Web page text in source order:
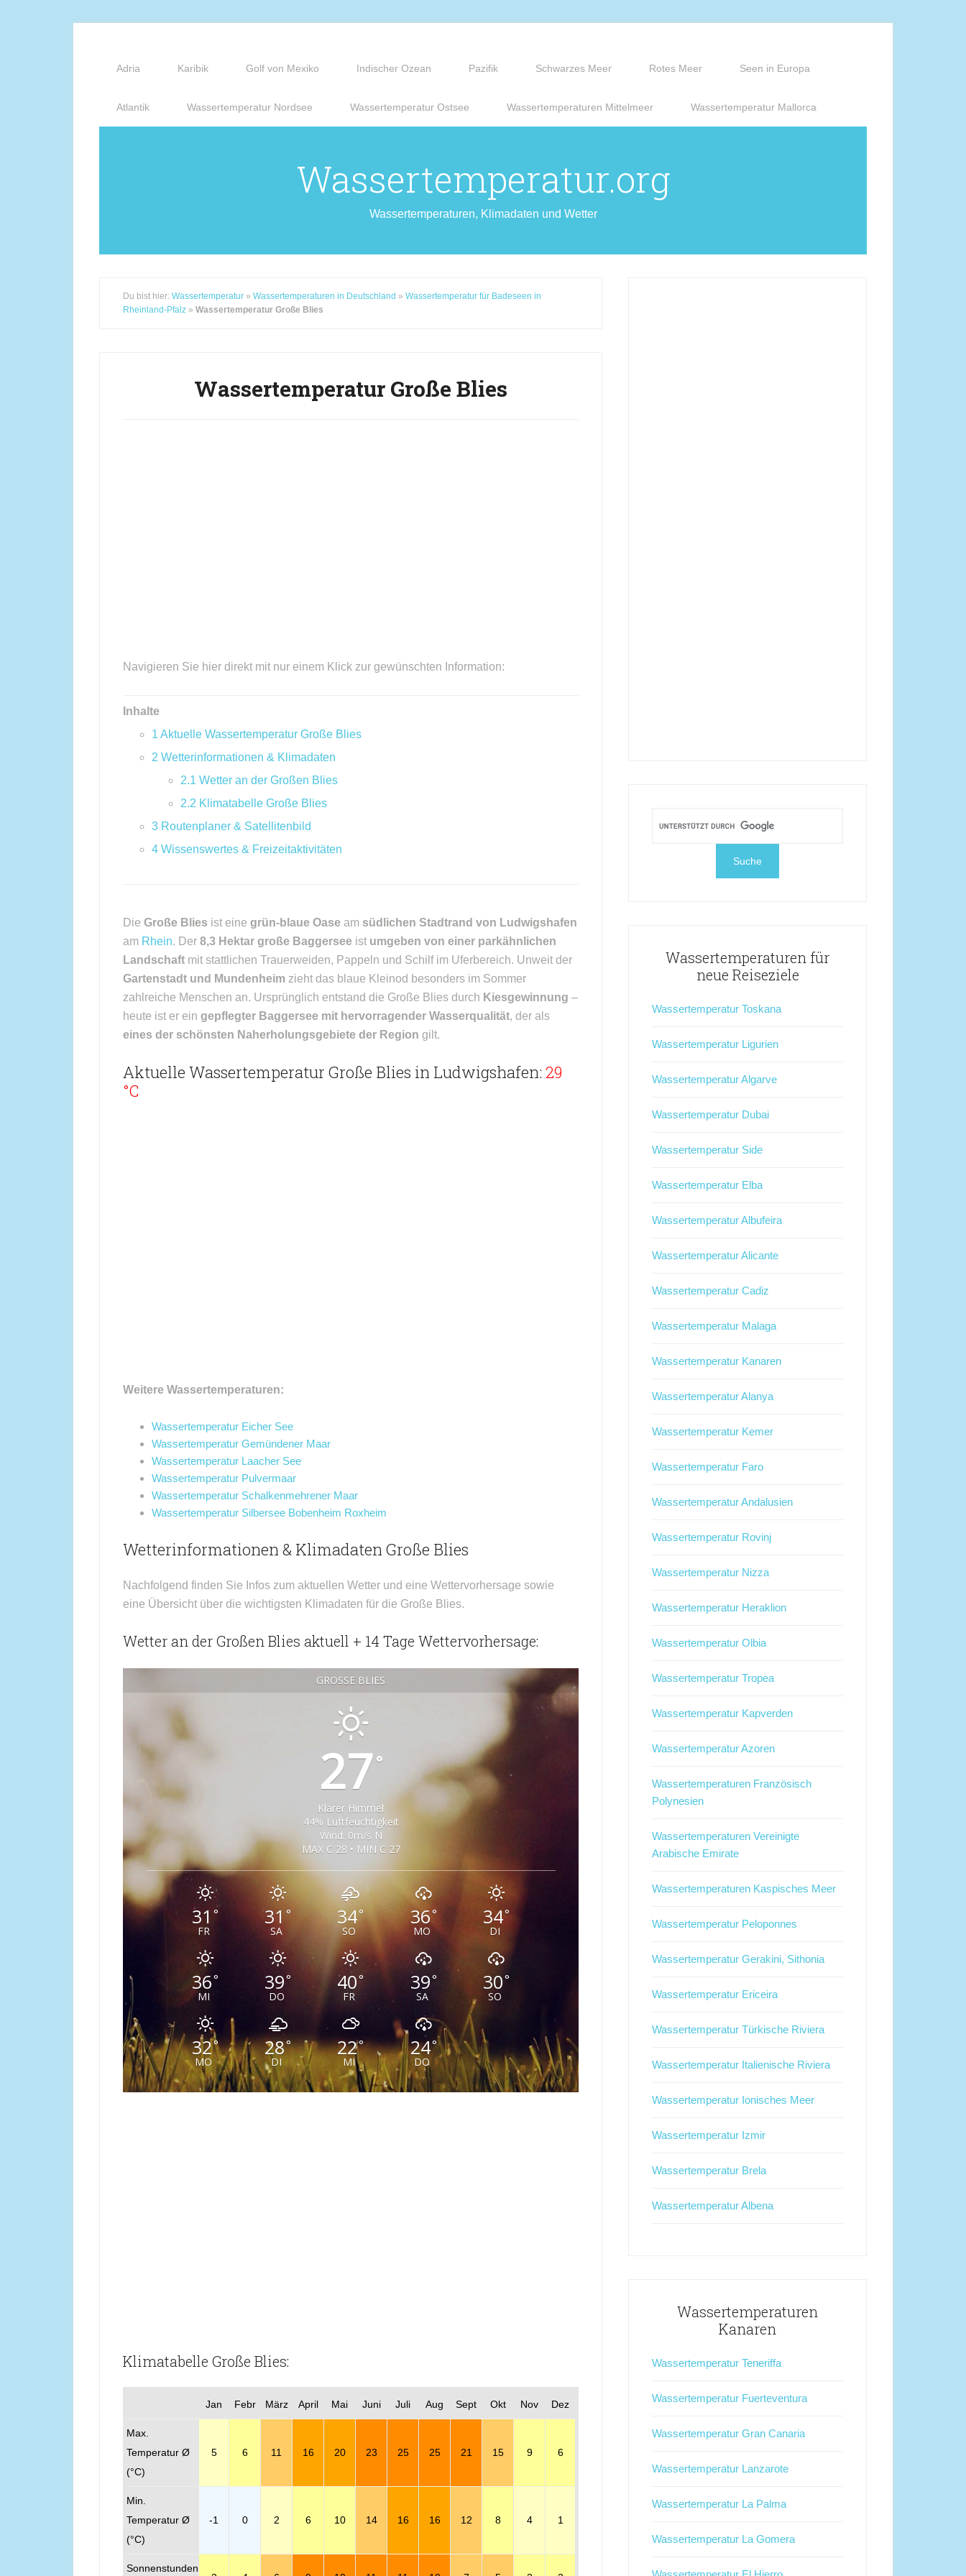
Adria Karibik Golf von Mexiko Indischer Ozean Pazifik Schwarzes Meer Rotes Meer Seen in Europa
Atlantik Wassertemperatur Nordsee Wassertemperatur Ostsee Wassertemperaturen Mittelmeer Wassertemperatur Mallorca
Wassertemperatur.org
Wassertemperaturen, Klimadaten und Wetter
Du bist hier: Wassertemperatur » Wassertemperaturen in Deutschland » Wassertemperatur für Badeseen in
Rheinland-Pfalz » Wassertemperatur Große Blies
Wassertemperatur Große Blies
Navigieren Sie hier direkt mit nur einem Klick zur gewünschten Information:
Inhalte
1 Aktuelle Wassertemperatur Große Blies
2 Wetterinformationen & Klimadaten
2.1 Wetter an der Großen Blies
2.2 Klimatabelle Große Blies
3 Routenplaner & Satellitenbild
4 Wissenswertes & Freizeitaktivitäten
Die Große Blies ist eine grün-blaue Oase am südlichen Stadtrand von Ludwigshafen
am Rhein. Der 8,3 Hektar große Baggersee ist umgeben von einer parkähnlichen
Landschaft mit stattlichen Trauerweiden, Pappeln und Schilf im Uferbereich. Unweit der
Gartenstadt und Mundenheim zieht das blaue Kleinod besonders im Sommer
zahlreiche Menschen an. Ursprünglich entstand die Große Blies durch Kiesgewinnung –
heute ist er ein gepflegter Baggersee mit hervorragender Wasserqualität, der als
eines der schönsten Naherholungsgebiete der Region gilt.
Aktuelle Wassertemperatur Große Blies in Ludwigshafen: 29
°C
Weitere Wassertemperaturen:
Wassertemperatur Eicher See
Wassertemperatur Gemündener Maar
Wassertemperatur Laacher See
Wassertemperatur Pulvermaar
Wassertemperatur Schalkenmehrener Maar
Wassertemperatur Silbersee Bobenheim Roxheim
Wetterinformationen & Klimadaten Große Blies
Nachfolgend finden Sie Infos zum aktuellen Wetter und eine Wettervorhersage sowie
eine Übersicht über die wichtigsten Klimadaten für die Große Blies.
Wetter an der Großen Blies aktuell + 14 Tage Wettervorhersage:
GROSSE BLIES
27°
Klarer Himmel
44% Luftfeuchtigkeit
Wind: 0m/s N
MAX C 28 • MIN C 27
31 °
FR
31°
SA
34°
SO
36°
MO
34°
DI
36°
MI
39°
DO
40°
FR
39°
SA
30°
SO
32°
MO
28°
DI
22°
MI
24°
DO
Klimatabelle Große Blies:
Jan Febr März April Mai Juni Juli Aug Sept Okt Nov Dez
Max.
Temperatur Ø
(°C)
5 6 11 16 20 23 25 25 21 15 9 6
Min.
Temperatur Ø
(°C)
-1 0 2 6 10 14 16 16 12 8 4 1
Sonnenstunden
Wassertemperaturen für
neue Reiseziele
Wassertemperatur Toskana
Wassertemperatur Ligurien
Wassertemperatur Algarve
Wassertemperatur Dubai
Wassertemperatur Side
Wassertemperatur Elba
Wassertemperatur Albufeira
Wassertemperatur Alicante
Wassertemperatur Cadiz
Wassertemperatur Malaga
Wassertemperatur Kanaren
Wassertemperatur Alanya
Wassertemperatur Kemer
Wassertemperatur Faro
Wassertemperatur Andalusien
Wassertemperatur Rovinj
Wassertemperatur Nizza
Wassertemperatur Heraklion
Wassertemperatur Olbia
Wassertemperatur Tropea
Wassertemperatur Kapverden
Wassertemperatur Azoren
Wassertemperaturen Französisch
Polynesien
Wassertemperaturen Vereinigte
Arabische Emirate
Wassertemperaturen Kaspisches Meer
Wassertemperatur Peloponnes
Wassertemperatur Gerakini, Sithonia
Wassertemperatur Ericeira
Wassertemperatur Türkische Riviera
Wassertemperatur Italienische Riviera
Wassertemperatur Ionisches Meer
Wassertemperatur Izmir
Wassertemperatur Brela
Wassertemperatur Albena
Wassertemperaturen
Kanaren
Wassertemperatur Teneriffa
Wassertemperatur Fuerteventura
Wassertemperatur Gran Canaria
Wassertemperatur Lanzarote
Wassertemperatur La Palma
Wassertemperatur La Gomera